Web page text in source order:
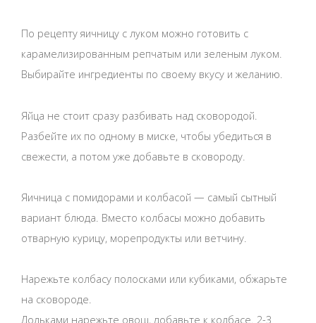
По рецепту яичницу с луком можно готовить с
карамелизированным репчатым или зеленым луком.
Выбирайте ингредиенты по своему вкусу и желанию.
Яйца не стоит сразу разбивать над сковородой.
Разбейте их по одному в миске, чтобы убедиться в
свежести, а потом уже добавьте в сковороду.
Яичница с помидорами и колбасой — самый сытный
вариант блюда. Вместо колбасы можно добавить
отварную курицу, морепродукты или ветчину.
Нарежьте колбасу полосками или кубиками, обжарьте
на сковороде.
Дольками нарежьте овощ, добавьте к колбасе. 2-3